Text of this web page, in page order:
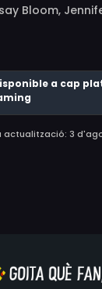
Bloom,
a cap
actualització: 3